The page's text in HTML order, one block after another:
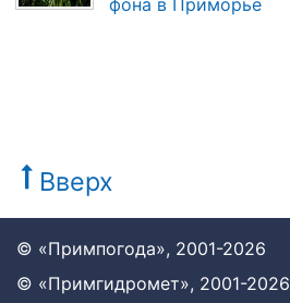
Вверх
© «Примпогода», 2001-2026
© «Примгидромет», 2001-2026